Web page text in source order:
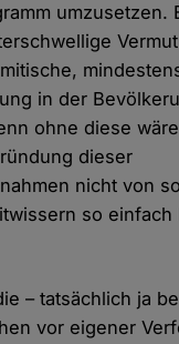
umzusetzen.
in der
ohne diese
dieser
nicht von
so einfach
– tatsächlich ja
vor eigener